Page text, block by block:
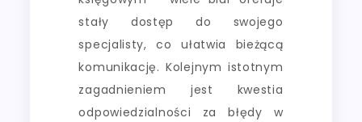
stały dostęp do swojego
specjalisty, co ułatwia bieżącą
komunikację. Kolejnym istotnym
zagadnieniem jest kwestia
odpowiedzialności za błędy w